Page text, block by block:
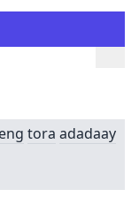
tora adadaay